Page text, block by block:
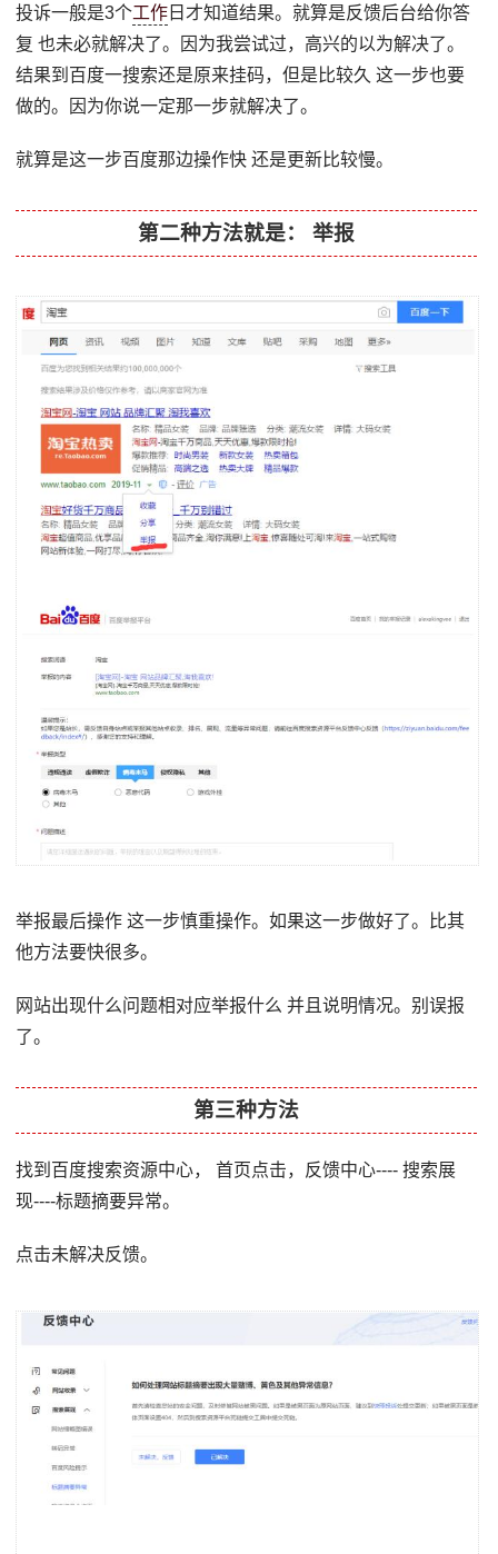
投诉一般是3个工作 日才知道结果。就算是反馈后台给你答
复 也未必就解决了。因为我尝试过，高兴的以为解决了。
结果到百度一搜索还是原来挂码，但是比较久 这一步也要
做的。因为你说一定那一步就解决了。
就算是这一步百度那边操作快 还是更新比较慢。
第二种方法就是： 举报
举报最后操作 这一步慎重操作。如果这一步做好了。比其
他方法要快很多。
网站出现什么问题相对应举报什么 并且说明情况。别误报
了。
第三种方法
找到百度搜索资源中心， 首页点击，反馈中心---- 搜索展
现----标题摘要异常。
点击未解决反馈。